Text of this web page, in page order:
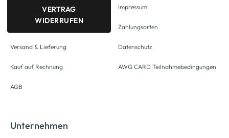
VERTRAG
WIDERRUFEN
Versand & Lieferung
Kauf auf Rechnung
AGB
Impressum
Zahlungsarten
Datenschutz
AWG CARD Teilnahmebedingungen
Unternehmen